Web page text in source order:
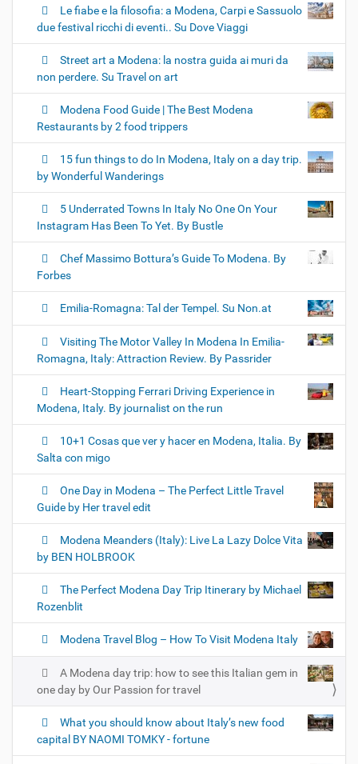
Le fiabe e la filosofia: a Modena, Carpi e Sassuolo
due festival ricchi di eventi.. Su Dove Viaggi
Street art a Modena: la nostra guida ai muri da
non perdere. Su Travel on art
Modena Food Guide | The Best Modena
Restaurants by 2 food trippers
15 fun things to do In Modena, Italy on a day trip.
by Wonderful Wanderings
5 Underrated Towns In Italy No One On Your
Instagram Has Been To Yet. By Bustle
Chef Massimo Bottura’s Guide To Modena. By
Forbes
Emilia-Romagna: Tal der Tempel. Su Non.at
Visiting The Motor Valley In Modena In Emilia-
Romagna, Italy: Attraction Review. By Passrider
Heart-Stopping Ferrari Driving Experience in
Modena, Italy. By journalist on the run
10+1 Cosas que ver y hacer en Modena, Italia. By
Salta con migo
One Day in Modena – The Perfect Little Travel
Guide by Her travel edit
Modena Meanders (Italy): Live La Lazy Dolce Vita
by BEN HOLBROOK
The Perfect Modena Day Trip Itinerary by Michael
Rozenblit
Modena Travel Blog – How To Visit Modena Italy
A Modena day trip: how to see this Italian gem in
one day by Our Passion for travel
What you should know about Italy’s new food
capital BY NAOMI TOMKY - fortune